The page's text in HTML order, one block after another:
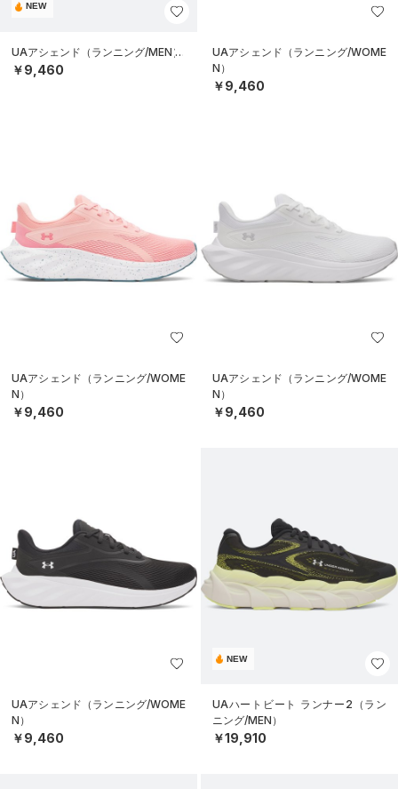
NEW
UAアシェンド（ランニング/MEN）
￥9,460
UAアシェンド（ランニング/WOME
N）
￥9,460
UAアシェンド（ランニング/WOME
N）
￥9,460
UAアシェンド（ランニング/WOME
N）
￥9,460
UAアシェンド（ランニング/WOME
N）
￥9,460
NEW
UAハートビート ランナー2（ラン
ニング/MEN）
￥19,910